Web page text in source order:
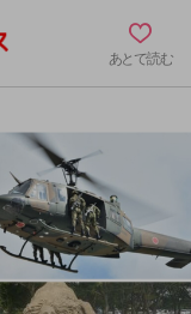
あとで読む